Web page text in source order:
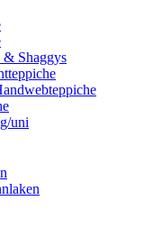
Shaggys
uni